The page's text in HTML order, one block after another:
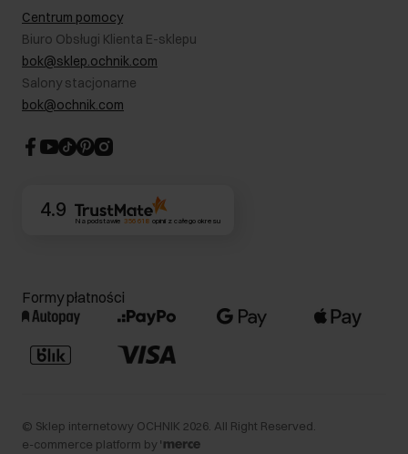
W podróży
Karta podarunkowa
Bezpieczne zakupy
Blog
Salony
B2B - Sprzedaż dla firm
RODO- Polityka prywatności
Informacje prawne
Dla akcjonariuszy
CSR
Centrum pomocy
Biuro Obsługi Klienta E-sklepu
bok@sklep.ochnik.com
Salony stacjonarne
bok@ochnik.com
4.9
Na podstawie 356 618 opinii z całego okresu
Formy płatności
© Sklep internetowy OCHNIK 2026 . All Right Reserved.
e-commerce platform by